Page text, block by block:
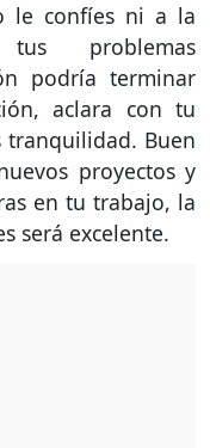
le confíes ni a la
problemas
podría terminar
aclara con tu
tranquilidad. Buen
proyectos y
en tu trabajo, la
será excelente.